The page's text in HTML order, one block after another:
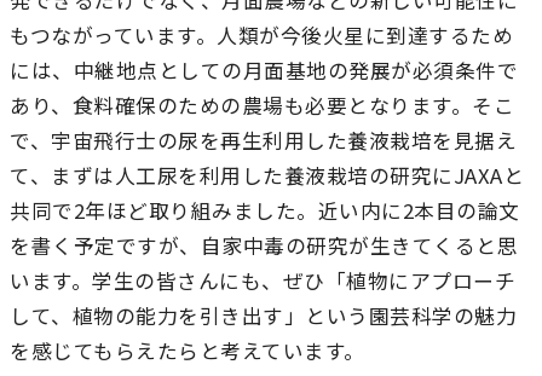
もつながっています。人類が今後火星に到達するため
には、中継地点としての月面基地の発展が必須条件で
あり、食料確保のための農場も必要となります。そこ
で、宇宙飛行士の尿を再生利用した養液栽培を見据え
て、まずは人工尿を利用した養液栽培の研究にJAXAと
共同で2年ほど取り組みました。近い内に2本目の論文
を書く予定ですが、自家中毒の研究が生きてくると思
います。学生の皆さんにも、ぜひ「植物にアプローチ
して、植物の能力を引き出す」という園芸科学の魅力
を感じてもらえたらと考えています。